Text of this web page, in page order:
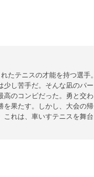
たテニスの才能を持つ選手。
少し苦手だ。そんな凪のパー
高のコンビだった。勇と交わ
を果たす。しかし、大会の帰
れは、車いすテニスを舞台